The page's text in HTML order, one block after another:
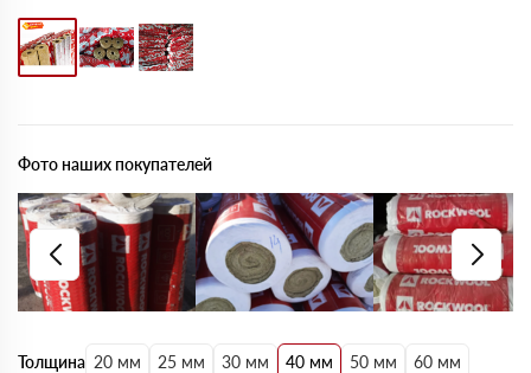
Толщина 20 мм 25 мм 30 мм 40 мм 50 мм
60 мм
Фото наших покупателей